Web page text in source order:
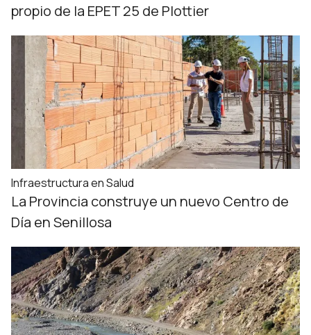
propio de la EPET 25 de Plottier
Infraestructura en Salud
La Provincia construye un nuevo Centro de
Día en Senillosa